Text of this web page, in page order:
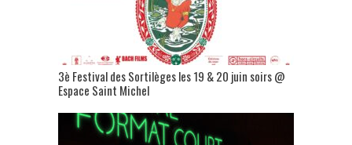
3è Festival des Sortilèges les 19 & 20 juin soirs @
Espace Saint Michel